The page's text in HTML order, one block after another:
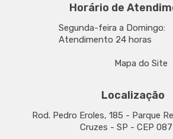
Horário de
Segunda-feira a Domingo:
Atendimento 24 horas
Mapa do Site
Localização
Rod. Pedro Eroles, 185 - Parque
Cruzes - SP - CEP